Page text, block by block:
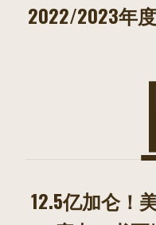
2022/2023年
12.5亿加仑！